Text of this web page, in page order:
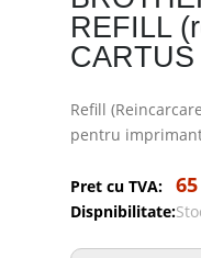
REFILL
Refill
pentru
Pret cu TVA:
Dispnibilitate: